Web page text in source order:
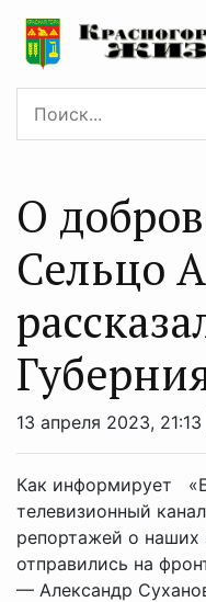
О
Сельцо
13 апреля 2023, 21:13 |
Как информирует
телевизионный
репортажей о наших
отправились на
— Александр